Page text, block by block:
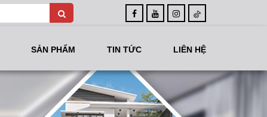
SẢN PHẨM TIN TỨC LIÊN HỆ